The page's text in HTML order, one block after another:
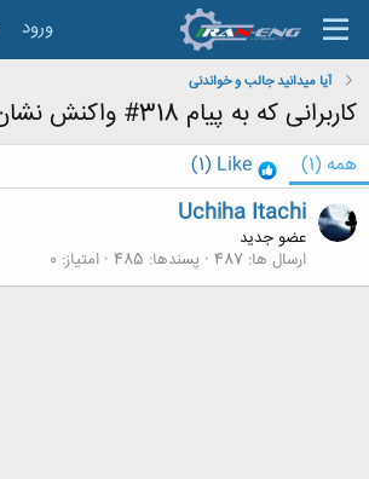
ورود
آیا میدانید جالب و خواندنی
کاربرانی که به پیام 318# واکنش نشان داده اند
همه (1)
Like
(1)
Uchiha Itachi
عضو جدید
ارسال ها 487 پسندها 485 امتیاز 0